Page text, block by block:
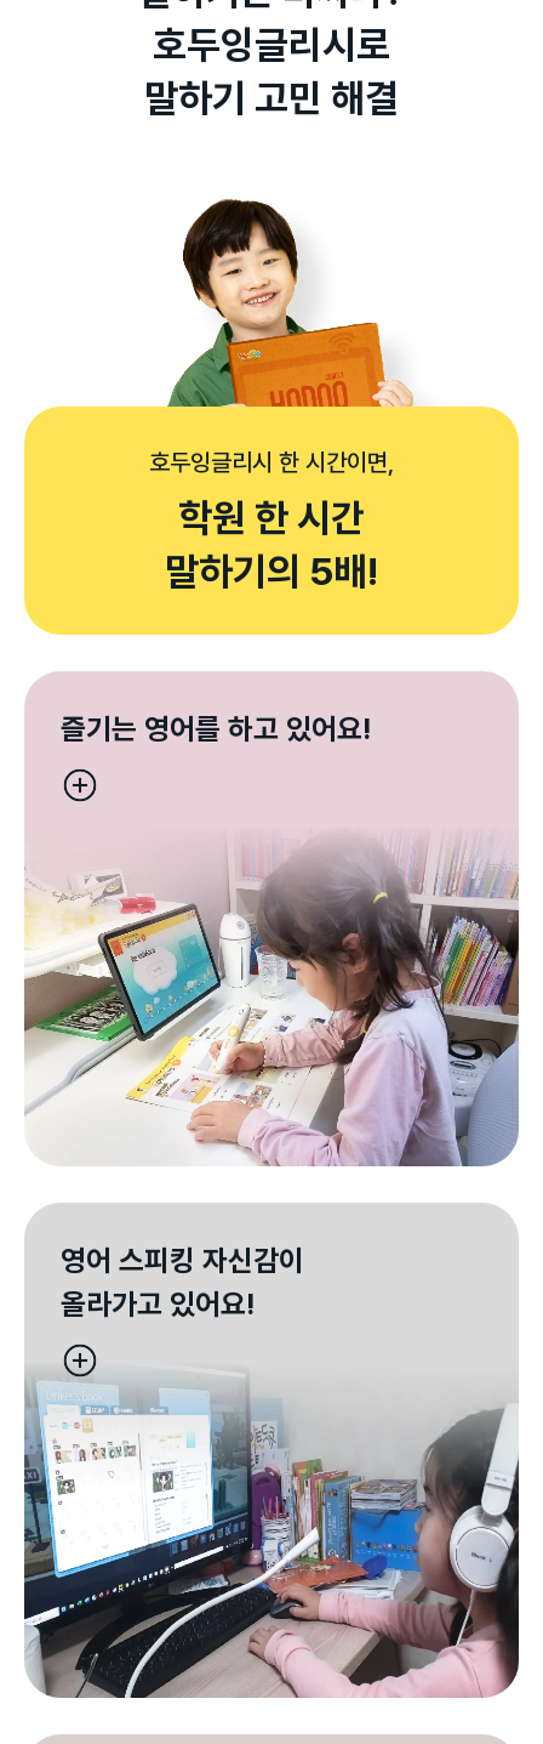
호두잉글리시로
말하기 고민 해결
호두잉글리시 한 시간이면,
학원 한 시간
말하기의 5배!
즐기는 영어를 하고 있어요!
영어 스피킹 자신감이
올라가고 있어요!